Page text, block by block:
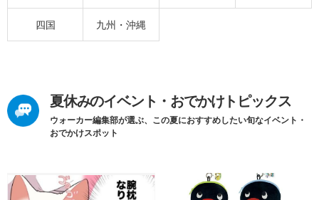
四国 九州・沖縄
夏休みのイベント・おでかけトピックス
ウォーカー編集部が選ぶ、この夏におすすめしたい旬なイベント・
おでかけスポット